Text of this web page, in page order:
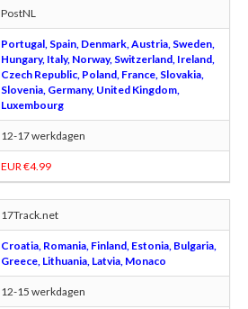
PostNL
Portugal, Spain, Denmark, Austria, Sweden,
Hungary, Italy, Norway, Switzerland, Ireland,
Czech Republic, Poland, France, Slovakia,
Slovenia, Germany, United Kingdom,
Luxembourg
12-17 werkdagen
EUR €4.99
17Track.net
Croatia, Romania, Finland, Estonia, Bulgaria,
Greece, Lithuania, Latvia, Monaco
12-15 werkdagen